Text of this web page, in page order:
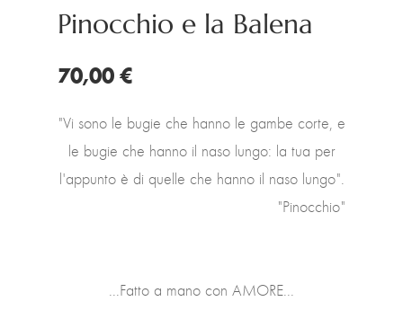
Pinocchio e la Balena
70,00 €
"Vi sono le bugie che hanno le gambe corte, e
le bugie che hanno il naso lungo: la tua per
l'appunto è di quelle che hanno il naso lungo".
"Pinocchio"
...Fatto a mano con AMORE...